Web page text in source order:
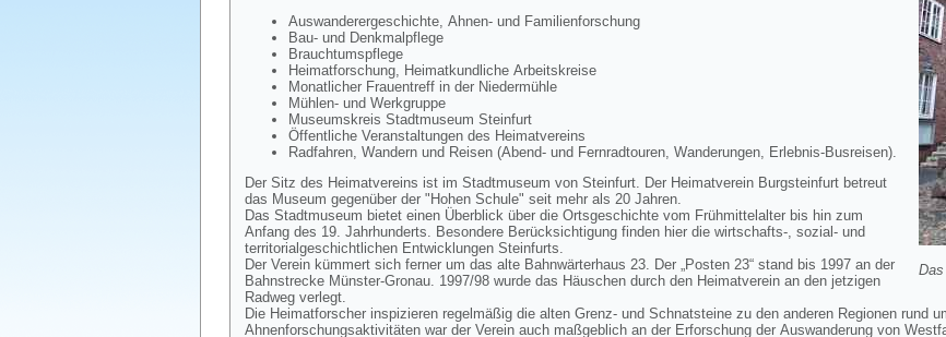
Auswanderergeschichte, Ahnen- und Familienforschung
Bau- und Denkmalpflege
Brauchtumspflege
Heimatforschung, Heimatkundliche Arbeitskreise
Monatlicher Frauentreff in der Niedermühle
Mühlen- und Werkgruppe
Museumskreis Stadtmuseum Steinfurt
Öffentliche Veranstaltungen des Heimatvereins
Radfahren, Wandern und Reisen (Abend- und Fernradtouren, Wanderungen, Erlebnis-Busreisen).
Der Sitz des Heimatvereins ist im Stadtmuseum von Steinfurt. Der Heimatverein Burgsteinfurt betreut
das Museum gegenüber der "Hohen Schule" seit mehr als 20 Jahren.
Das Stadtmuseum bietet einen Überblick über die Ortsgeschichte vom Frühmittelalter bis hin zum
Anfang des 19. Jahrhunderts. Besondere Berücksichtigung finden hier die wirtschafts-, sozial- und
territorialgeschichtlichen Entwicklungen Steinfurts.
Der Verein kümmert sich ferner um das alte Bahnwärterhaus 23. Der „Posten 23“ stand bis 1997 an der
Bahnstrecke Münster-Gronau. 1997/98 wurde das Häuschen durch den Heimatverein an den jetzigen
Radweg verlegt.
Die Heimatforscher inspizieren regelmäßig die alten Grenz- und Schnatsteine zu den anderen Regionen rund
Ahnenforschungsaktivitäten war der Verein auch maßgeblich an der Erforschung der Auswanderung von